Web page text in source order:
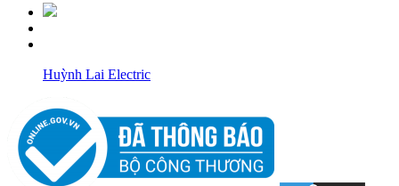
Huỳnh Lai Electric